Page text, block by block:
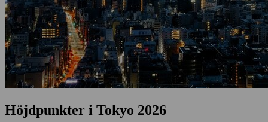
Höjdpunkter i Tokyo 2026